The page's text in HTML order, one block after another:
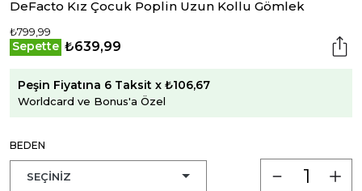
DeFacto Kız Çocuk Poplin Uzun Kollu Gömlek
₺799,99
Sepette ₺639,99
Peşin Fiyatına 6 Taksit x ₺106,67
Worldcard ve Bonus'a Özel
BEDEN